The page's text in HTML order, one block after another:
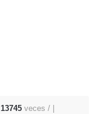
13745 veces /